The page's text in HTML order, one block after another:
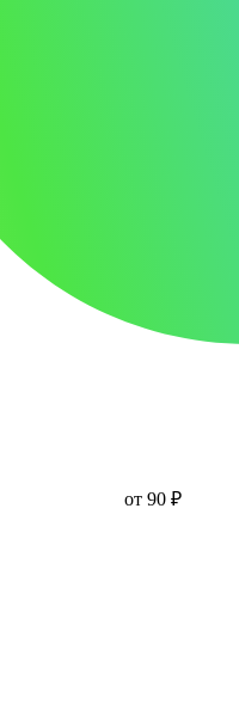
от 90 ₽